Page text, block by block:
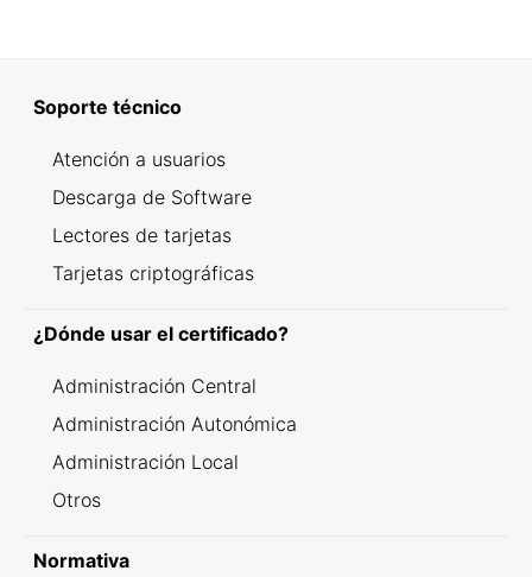
Soporte técnico
Atención a usuarios
Descarga de Software
Lectores de tarjetas
Tarjetas criptográficas
¿Dónde usar el certificado?
Administración Central
Administración Autonómica
Administración Local
Otros
Normativa